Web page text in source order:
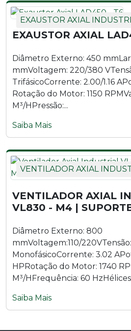
EXAUSTOR AXIAL
EXAUSTOR AXIAL
Diâmetro Externo: 450
mmVoltagem: 220/380
TrifásicoCorrente: 2.00/1.16
Rotação do Motor: 1150
M³/HPressão:...
Saiba Mais
VENTILADOR AXIAL
VENTILADOR AXIAL
VL830 - M4 |
Diâmetro Externo: 800
mmVoltagem:110/220VTensão:
MonofásicoCorrente: 3.02
HPRotação do Motor: 1740
M³/HFrequência: 60
Saiba Mais